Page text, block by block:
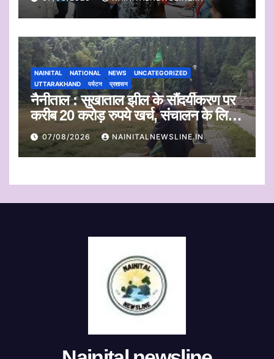
पारदर्शिता के निर्देश
NAINITAL NATIONAL NEWS
UNCATEGORIZED
UTTARAKHAND
पर्यटन प्रशासन
नैनीताल : सुखाताल झील के सौंदर्यीकरण पर
करीब 20 करोड़ रुपये खर्च, संचालन के लिए
संस्था का चयन जल्द
07/08/2026 NAINITALNEWSLINE.IN